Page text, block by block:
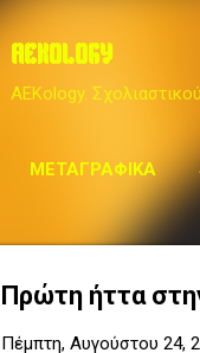
AEKOLOGY
AEKology.
ΜΕΤΑΓΡΑΦΙΚΆ
Πρώτη ήττα
Πέμπτη, Αυγούστου 24,